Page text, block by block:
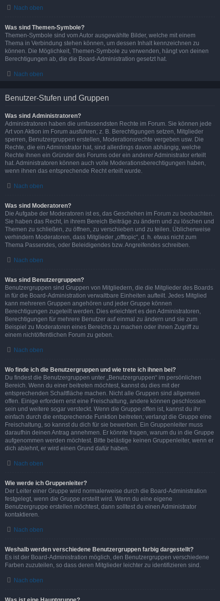
Nach oben
Was sind Themen-Symbole?
Themen-Symbole sind vom Autor ausgewählte Bilder, welche mit einem
Thema in Verbindung stehen können, um dessen Inhalt kennzeichnen zu
können. Die Möglichkeit, Themen-Symbole zu verwenden, hängt von deinen
Berechtigungen ab, die die Board-Administration gesetzt hat.
Nach oben
Benutzer-Stufen und Gruppen
Was sind Administratoren?
Administratoren haben die umfassendsten Rechte im Forum. Sie können jede
Art von Aktion im Forum ausführen; z. B. Berechtigungen setzen, Mitglieder
sperren, Benutzergruppen erstellen, Moderationsrechte vergeben usw. Die
Rechte, die ein Administrator hat, sind allerdings davon abhängig, welche
Rechte ihnen ein Gründer des Forums oder ein anderer Administrator erteilt
hat. Administratoren können auch volle Moderationsberechtigungen haben,
wenn ihnen das entsprechende Recht erteilt wurde.
Nach oben
Was sind Moderatoren?
Die Aufgabe der Moderatoren ist es, das Geschehen im Forum zu beobachten.
Sie haben das Recht, in ihrem Bereich Beiträge zu ändern und zu löschen und
Themen zu schließen, zu öffnen, zu verschieben und zu teilen. Üblicherweise
verhindern Moderatoren, dass Mitglieder „offtopic“, d. h. etwas nicht zum
Thema Passendes, oder Beleidigendes bzw. Angreifendes schreiben.
Nach oben
Was sind Benutzergruppen?
Benutzergruppen sind Gruppen von Mitgliedern, die die Mitglieder des Boards
in für die Board-Administration verwaltbare Einheiten aufteilt. Jedes Mitglied
kann mehreren Gruppen angehören und jeder Gruppe können
Berechtigungen zugeteilt werden. Dies erleichtert es den Administratoren,
Berechtigungen für mehrere Benutzer auf einmal zu ändern und sie zum
Beispiel zu Moderatoren eines Bereichs zu machen oder ihnen Zugriff zu
einem nichtöffentlichen Forum zu geben.
Nach oben
Wo finde ich die Benutzergruppen und wie trete ich ihnen bei?
Du findest die Benutzergruppen unter „Benutzergruppen“ im persönlichen
Bereich. Wenn du einer beitreten möchtest, kannst du dies mit der
entsprechenden Schaltfläche machen. Nicht alle Gruppen sind allgemein
offen. Einige erfordern erst eine Freischaltung, andere können geschlossen
sein und weitere sogar versteckt. Wenn die Gruppe offen ist, kannst du ihr
einfach durch die entsprechende Funktion beitreten; verlangt die Gruppe eine
Freischaltung, so kannst du dich für sie bewerben. Ein Gruppenleiter muss
daraufhin deinen Antrag annehmen. Er könnte fragen, warum du in die Gruppe
aufgenommen werden möchtest. Bitte belästige keinen Gruppenleiter, wenn er
dich ablehnt, er wird einen Grund dafür haben.
Nach oben
Wie werde ich Gruppenleiter?
Der Leiter einer Gruppe wird normalerweise durch die Board-Administration
festgelegt, wenn die Gruppe erstellt wird. Wenn du eine eigene
Benutzergruppe erstellen möchtest, dann solltest du einen Administrator
kontaktieren.
Nach oben
Weshalb werden verschiedene Benutzergruppen farbig dargestellt?
Es ist der Board-Administration möglich, den Benutzergruppen verschiedene
Farben zuzuteilen, so dass deren Mitglieder leichter zu identifizieren sind.
Nach oben